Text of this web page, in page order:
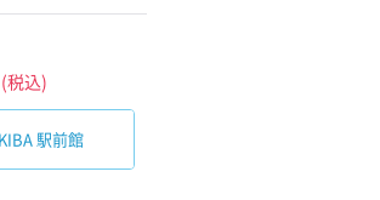
(税込)
駅前館